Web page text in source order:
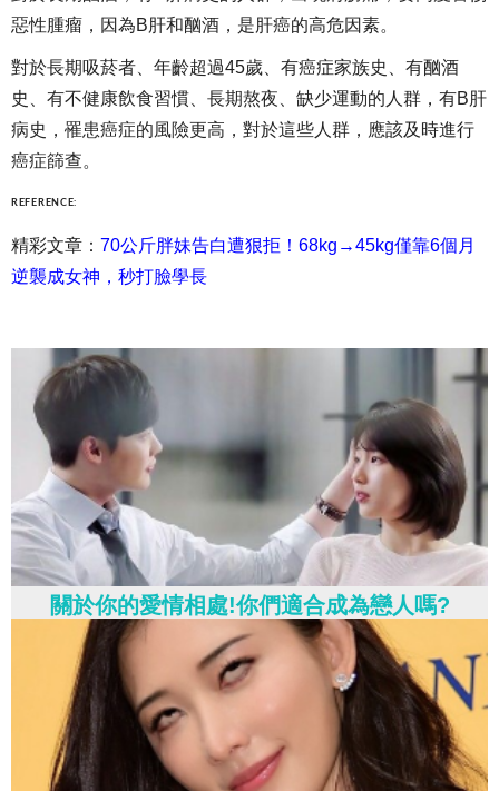
惡性腫瘤，因為B肝和酗酒，是肝癌的高危因素。
對於長期吸菸者、年齡超過45歲、有癌症家族史、有酗酒
史、有不健康飲食習慣、長期熬夜、缺少運動的人群，有B肝
病史，罹患癌症的風險更高，對於這些人群，應該及時進行
癌症篩查。
REFERENCE:
精彩文章： 70公斤胖妹告白遭狠拒！68kg→45kg僅靠6個月
逆襲成女神，秒打臉學長
關於你的愛情相處!你們適合成為戀人嗎?